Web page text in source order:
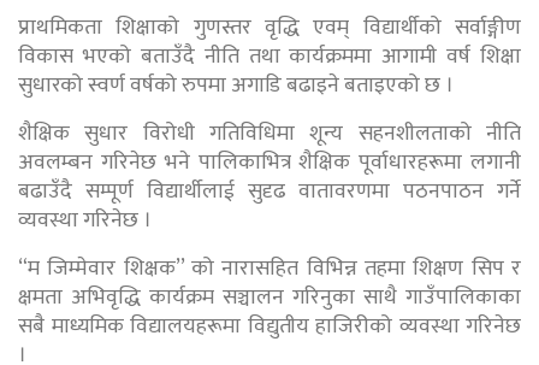
प्राथमिकता शिक्षाको गुणस्तर वृद्धि एवम् विद्यार्थीको सर्वाङ्गीण
विकास भएको बताउँदै नीति तथा कार्यक्रममा आगामी वर्ष शिक्षा
सुधारको स्वर्ण वर्षको रुपमा अगाडि बढाइने बताइएको छ ।
शैक्षिक सुधार विरोधी गतिविधिमा शून्य सहनशीलताको नीति
अवलम्बन गरिनेछ भने पालिकाभित्र शैक्षिक पूर्वाधारहरूमा लगानी
बढाउँदै सम्पूर्ण विद्यार्थीलाई सुदृढ वातावरणमा पठनपाठन गर्ने
व्यवस्था गरिनेछ ।
“म जिम्मेवार शिक्षक’’ को नारासहित विभिन्न तहमा शिक्षण सिप र
क्षमता अभिवृद्धि कार्यक्रम सञ्चालन गरिनुका साथै गाउँपालिकाका
सबै माध्यमिक विद्यालयहरूमा विद्युतीय हाजिरीको व्यवस्था गरिनेछ
।